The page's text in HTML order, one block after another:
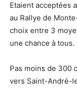
Etaient acceptées
au Rallye de
choix entre 3
une chance à tous.
Pas moins de 300
vers Saint-André-